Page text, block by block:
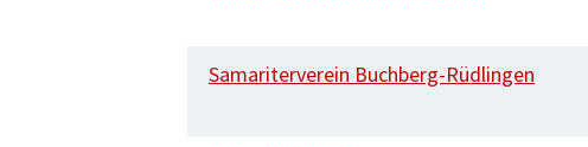
Samariterverein Buchberg-Rüdlingen